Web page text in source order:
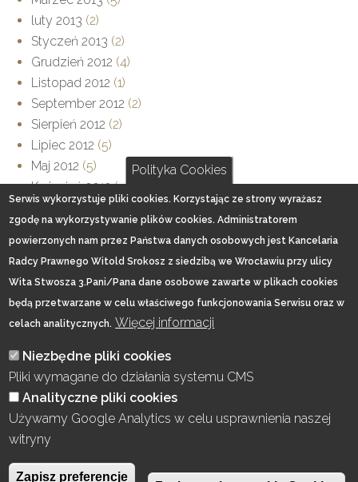
Polityka Cookies
Serwis wykorzystuje pliki cookies. Korzystając ze strony wyrażasz
zgodę na wykorzystywanie plików cookies. Administratorem
powierzonych nam przez Państwa danych osobowych jest Kancelaria
Radcy Prawnego Witold Srokosz z siedzibą we Wrocławiu przy ulicy
Wita Stwosza 3.Pani/Pana dane osobowe zawarte w plikach cookies
będą przetwarzane w celu właściwego funkcjonowania Serwisu oraz w
celach analitycznych. Więcej informacji
Niezbędne pliki cookies
Pliki wymagane do działania systemu CMS
Analityczne pliki cookies
Używamy Google Analytics w celu usprawnienia naszej
witryny
Zapisz preferencje
luty 2013 (2)
Styczeń 2013 (2)
Grudzień 2012 (4)
Listopad 2012 (1)
September 2012 (2)
Sierpień 2012 (2)
Lipiec 2012 (5)
Maj 2012 (5)
Kwiecień 2012(5)
Marzec 2012(3)
luty 2012(2)
menu
Home Kancelaria Specjalizacje
Klauzula informacyjna dotycząca przetwarzania danych
osobowych (cookie policy)